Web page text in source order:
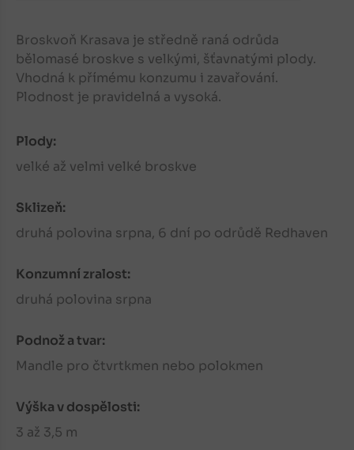
Broskvoň Krasava je středně raná odrůda
bělomasé broskve s velkými, šťavnatými plody.
Vhodná k přímému konzumu i zavařování.
Plodnost je pravidelná a vysoká.
Plody:
velké až velmi velké broskve
Sklizeň:
druhá polovina srpna, 6 dní po odrůdě Redhaven
Konzumní zralost:
druhá polovina srpna
Podnož a tvar:
Mandle pro čtvrtkmen nebo polokmen
Výška v dospělosti:
3 až 3,5 m